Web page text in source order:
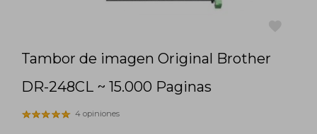
Tambor de imagen Original Brother
DR-248CL ~ 15.000 Paginas
4 opiniones